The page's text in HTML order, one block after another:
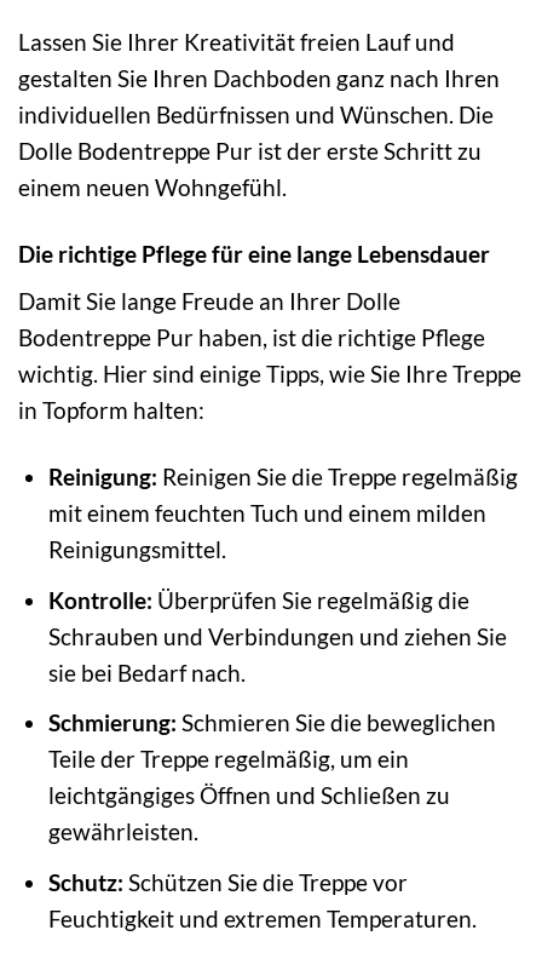
Lassen Sie Ihrer Kreativität freien Lauf und
gestalten Sie Ihren Dachboden ganz nach Ihren
individuellen Bedürfnissen und Wünschen. Die
Dolle Bodentreppe Pur ist der erste Schritt zu
einem neuen Wohngefühl.
Die richtige Pflege für eine lange Lebensdauer
Damit Sie lange Freude an Ihrer Dolle
Bodentreppe Pur haben, ist die richtige Pflege
wichtig. Hier sind einige Tipps, wie Sie Ihre Treppe
in Topform halten:
Reinigung: Reinigen Sie die Treppe regelmäßig
mit einem feuchten Tuch und einem milden
Reinigungsmittel.
Kontrolle: Überprüfen Sie regelmäßig die
Schrauben und Verbindungen und ziehen Sie
sie bei Bedarf nach.
Schmierung: Schmieren Sie die beweglichen
Teile der Treppe regelmäßig, um ein
leichtgängiges Öffnen und Schließen zu
gewährleisten.
Schutz: Schützen Sie die Treppe vor
Feuchtigkeit und extremen Temperaturen.